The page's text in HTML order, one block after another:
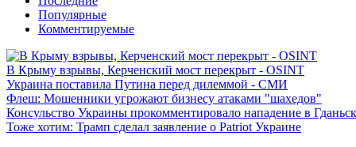
Популярные
Комментируемые
В Крыму взрывы, Керченский мост перекрыт - OSINT
Украина поставила Путина перед дилеммой - СМИ
Флеш: Мошенники угрожают бизнесу атаками "шахедов"
Консульство Украины прокомментировало нападение в
Тоже хотим: Трамп сделал заявление о Patriot Украине